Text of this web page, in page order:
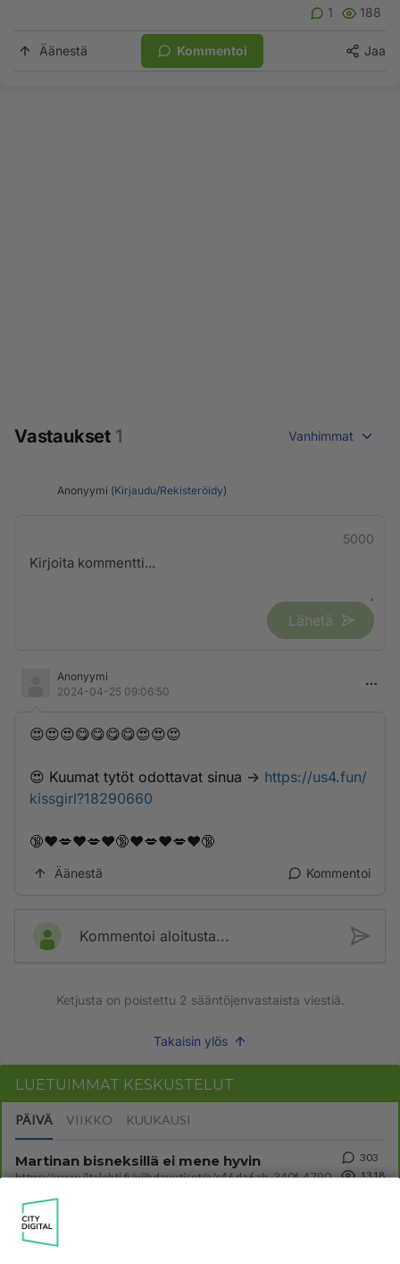
1 188
Äänestä Kommentoi Jaa
Vastaukset 1 Vanhimmat
Anonyymi (Kirjaudu/Rekisteröidy)
5000
Lähetä
Anonyymi
2024-04-25 09:06:50
😍😍😍😋😋😋😋😍😍😍
😍 K­u­u­m­­­a­­­t­­ ­­­t­y­­­t­­ö­­­t­­­ ­o­d­­­o­t­t­­a­­v­­­­a­­­t­­­ ­­­s­­i­­n­­u­a­­­ -> https://us4.fun/
kissgirl?18290660
🔞❤️💋❤️💋❤️🔞❤️💋❤️💋❤️🔞
Äänestä Kommentoi
Kommentoi aloitusta...
Ketjusta on poistettu 2 sääntöjenvastaista viestiä.
Takaisin ylös
LUETUIMMAT KESKUSTELUT
PÄIVÄ VIIKKO KUUKAUSI
Martinan bisneksillä ei mene hyvin
https://www.iltalehti.fi/viihdeuutiset/a/c46da6ab-340f-4790-aaa7-0865eed2336 Yrityksen konkurssihakemus on tullut kärä
303
1318